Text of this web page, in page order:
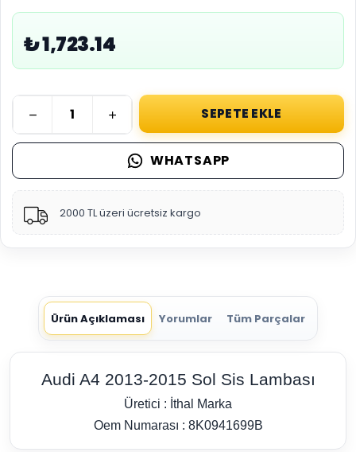
₺ 1,723.14
SEPETE EKLE
WHATSAPP
2000 TL üzeri ücretsiz kargo
Ürün Açıklaması Yorumlar Tüm Parçalar
Audi A4 2013-2015 Sol Sis Lambası
Üretici : İthal Marka
Oem Numarası : 8K0941699B